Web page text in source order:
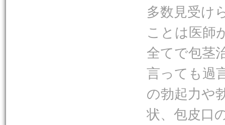
多数見受け
ことは医師
全てで包茎
言っても過
の勃起力や
状、包皮口